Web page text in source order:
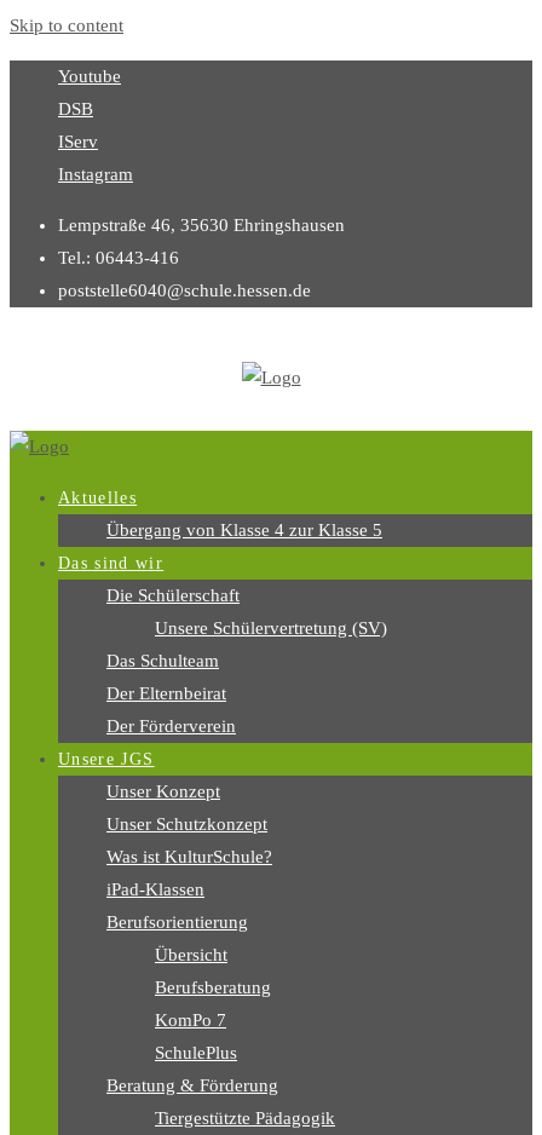
Skip to content
Youtube
DSB
IServ
Instagram
Lempstraße 46, 35630 Ehringshausen
Tel.: 06443-416
poststelle6040@schule.hessen.de
Aktuelles
Übergang von Klasse 4 zur Klasse 5
Das sind wir
Die Schülerschaft
Unsere Schülervertretung (SV)
Das Schulteam
Der Elternbeirat
Der Förderverein
Unsere JGS
Unser Konzept
Unser Schutzkonzept
Was ist KulturSchule?
iPad-Klassen
Berufsorientierung
Übersicht
Berufsberatung
KomPo 7
SchulePlus
Beratung & Förderung
Tiergestützte Pädagogik